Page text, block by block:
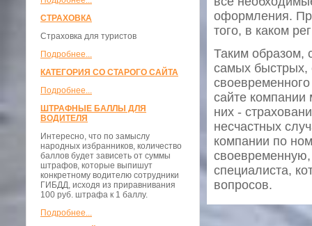
СТРАХОВКА
Страховка для туристов
Подробнее...
КАТЕГОРИЯ СО СТАРОГО САЙТА
Подробнее...
ШТРАФНЫЕ БАЛЛЫ ДЛЯ
ВОДИТЕЛЯ
Интересно, что по замыслу
народных избранников, количество
баллов будет зависеть от суммы
штрафов, которые выпишут
конкретному водителю сотрудники
ГИБДД, исходя из приравнивания
100 руб. штрафа к 1 баллу.
Подробнее...
оформления.
того, в каком
Таким образом,
самых быстрых,
сайте компании
них -
несчастных
компании по
своевременную,
специалиста,
вопросов.